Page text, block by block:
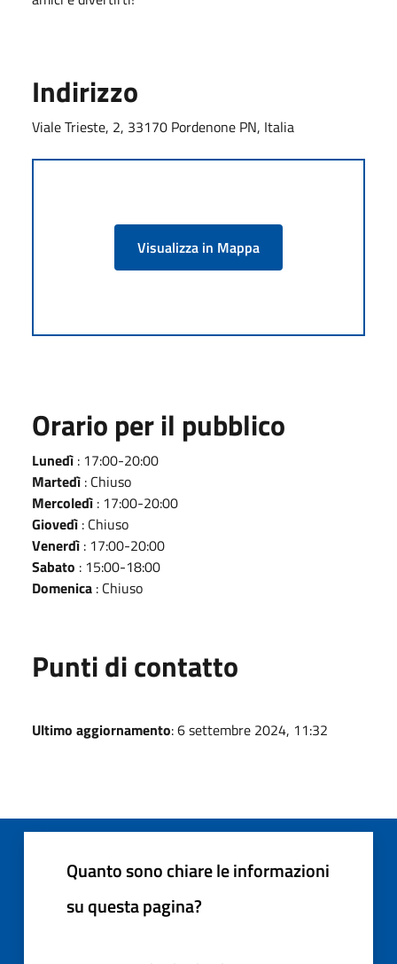
Indirizzo
Viale Trieste, 2, 33170 Pordenone PN, Italia
Visualizza in Mappa
Orario per il pubblico
Lunedì : 17:00-20:00
Martedì : Chiuso
Mercoledì : 17:00-20:00
Giovedì : Chiuso
Venerdì : 17:00-20:00
Sabato : 15:00-18:00
Domenica : Chiuso
Punti di contatto
Ultimo aggiornamento: 6 settembre 2024, 11:32
Quanto sono chiare le informazioni
su questa pagina?